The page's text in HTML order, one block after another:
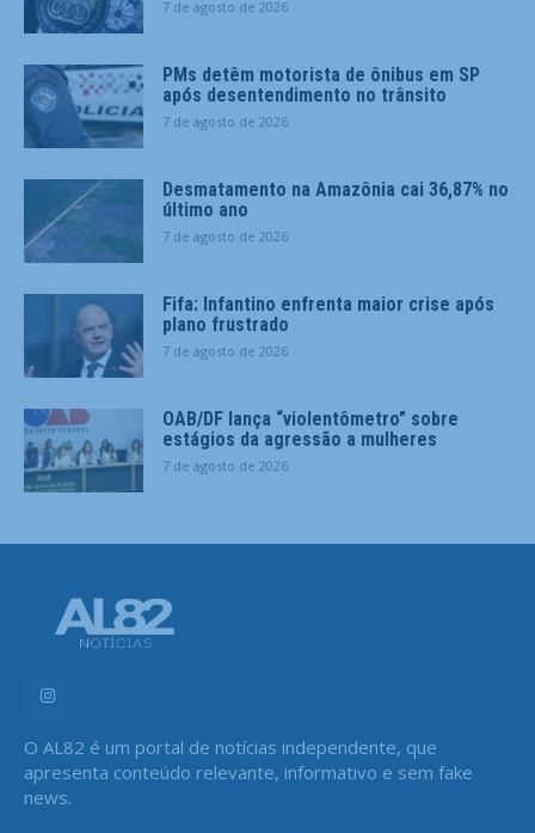
7 de agosto de 2026
PMs detêm motorista de ônibus em SP
após desentendimento no trânsito
7 de agosto de 2026
Desmatamento na Amazônia cai 36,87% no
último ano
7 de agosto de 2026
Fifa: Infantino enfrenta maior crise após
plano frustrado
7 de agosto de 2026
OAB/DF lança “violentômetro” sobre
estágios da agressão a mulheres
7 de agosto de 2026
O AL82 é um portal de notícias independente, que
apresenta conteúdo relevante, informativo e sem fake
news.